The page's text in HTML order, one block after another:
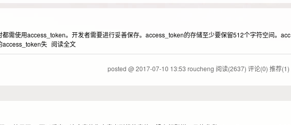
需使用access_token。开发者需要进行妥善保存。access_token的存储至少要保留512个字符空间。acc
access_token失 阅读全文
posted @2017-07-10 13:53 roucheng 阅读(2637) 评论(0) 推荐(1)